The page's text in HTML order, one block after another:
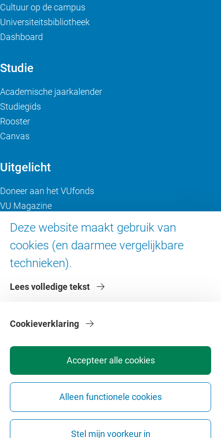
Deze website maakt gebruik van
cookies (en daarmee vergelijkbare
technieken).
Lees volledige tekst
Accepteer alle cookies
Alleen functionele cookies
Stel mijn voorkeur in
Cookieverklaring
Cultuur op de campus
Universiteitsbibliotheek
Dashboard
Studie
Academische jaarkalender
Studiegids
Rooster
Canvas
Uitgelicht
Doneer aan het VUfonds
VU Magazine
Over de VU
Contact en route
Faculteiten
PrivacyDisclaimerVeiligheidWebcolofonCookie instellingen